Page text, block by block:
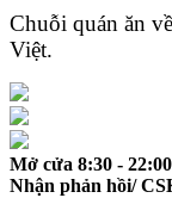
Chuỗi quán ăn
Việt.
Mở cửa 8:30 -
Nhận phản hồi/